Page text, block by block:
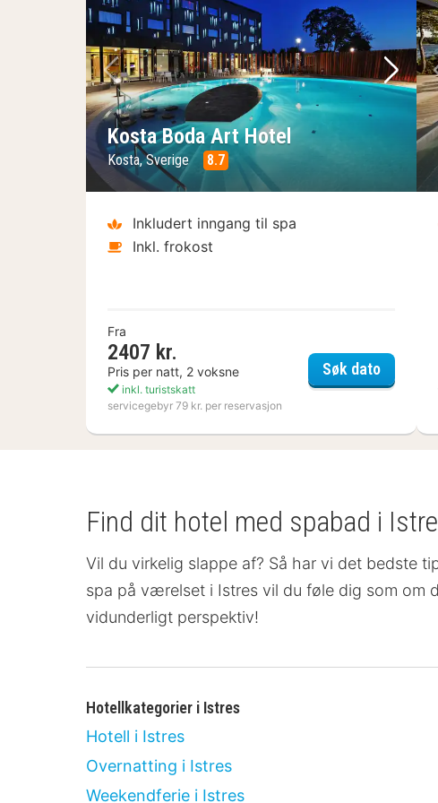
Forrige bilde
Kosta Boda Art Hotel
Kosta, Sverige 8.7
Inkludert inngang til spa
Inkl. frokost
Fra
2407 kr.
Pris per natt, 2 voksne
inkl. turistskatt
servicegebyr 79 kr. per reservasjon
Søk datoKosta
Find dit hotel med spabad i
Vil du virkelig slappe af? Så har vi det bedste
spa på værelset i Istres vil du føle dig som om
vidunderligt perspektiv!
Hotellkategorier i Istres
Hotell i Istres
Overnatting i Istres
Weekendferie i Istres